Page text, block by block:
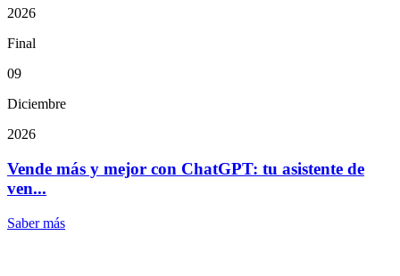
2026
Final
09
Diciembre
2026
Vende más y mejor con ChatGPT: tu asistente de
ven...
Saber más